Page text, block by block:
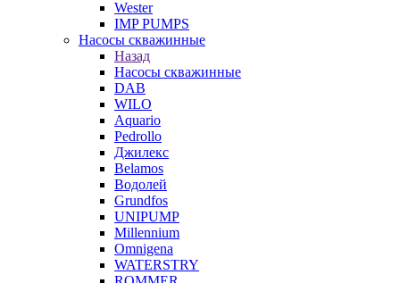
Wester
IMP PUMPS
Насосы скважинные
Назад
Насосы скважинные
DAB
WILO
Aquario
Pedrollo
Джилекс
Belamos
Водолей
Grundfos
UNIPUMP
Millennium
Omnigena
WATERSTRY